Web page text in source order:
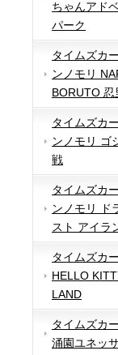
ちゃんアド
パーク
タイムズカ
ンノモリ
BORUTO 忍
タイムズカ
ンノモリ ゴ
戦
タイムズカ
ンノモリ ド
スト アイラ
タイムズカ
HELLO
LAND
タイムズカ
涌園ユネッ